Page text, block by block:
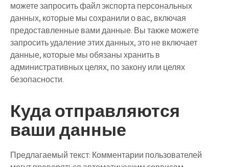
можете запросить файл экспорта персональных
данных, которые мы сохранили о вас, включая
предоставленные вами данные. Вы также можете
запросить удаление этих данных, это не включает
данные, которые мы обязаны хранить в
административных целях, по закону или целях
безопасности.
Куда отправляются
ваши данные
Предлагаемый текст: Комментарии пользователей